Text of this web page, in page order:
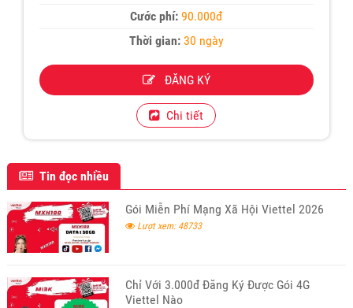
Cước phí:90.000đ
Thời gian:30 ngày
ĐĂNG KÝ
Chi tiết
Tin đọc nhiều
Gói Miễn Phí Mạng Xã Hội Viettel 2026
Lượt xem: 48733
Chỉ Với 3.000đ Đăng Ký Được Gói 4G
Viettel Nào